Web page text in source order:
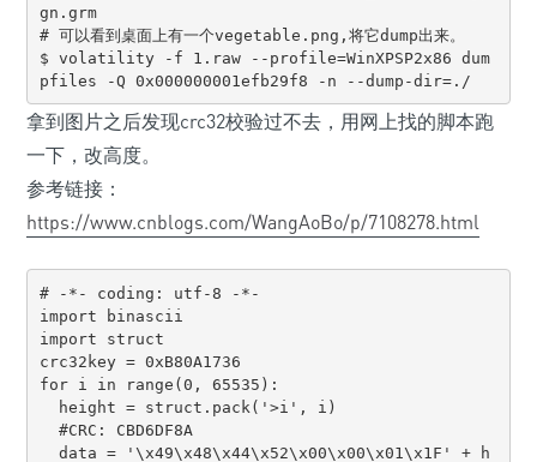
gn.grm
# 可以看到桌面上有一个vegetable.png,将它dump出来。
$ volatility -f 1.raw --profile=WinXPSP2x86 dum
pfiles -Q 0x000000001efb29f8 -n --dump-dir=./
拿到图片之后发现crc32校验过不去，用网上找的脚本跑
一下，改高度。
参考链接：
https://www.cnblogs.com/WangAoBo/p/7108278.html
# -*- coding: utf-8 -*-
import binascii
import struct
crc32key = 0xB80A1736
for i in range(0, 65535):
height = struct.pack('>i', i)
#CRC: CBD6DF8A
data = '\x49\x48\x44\x52\x00\x00\x01\x1F' + h